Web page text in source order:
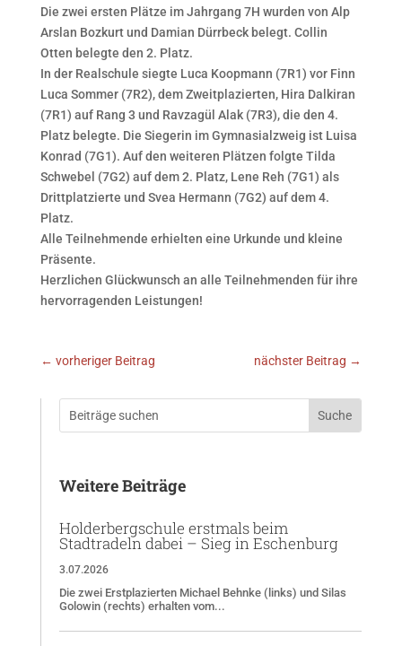
Die zwei ersten Plätze im Jahrgang 7H wurden von Alp
Arslan Bozkurt und Damian Dürrbeck belegt. Collin
Otten belegte den 2. Platz.
In der Realschule siegte Luca Koopmann (7R1) vor Finn
Luca Sommer (7R2), dem Zweitplazierten, Hira Dalkiran
(7R1) auf Rang 3 und Ravzagül Alak (7R3), die den 4.
Platz belegte. Die Siegerin im Gymnasialzweig ist Luisa
Konrad (7G1). Auf den weiteren Plätzen folgte Tilda
Schwebel (7G2) auf dem 2. Platz, Lene Reh (7G1) als
Drittplatzierte und Svea Hermann (7G2) auf dem 4.
Platz.
Alle Teilnehmende erhielten eine Urkunde und kleine
Präsente.
Herzlichen Glückwunsch an alle Teilnehmenden für ihre
hervorragenden Leistungen!
← vorheriger Beitrag nächster Beitrag →
Weitere Beiträge
Holderbergschule erstmals beim
Stadtradeln dabei – Sieg in Eschenburg
3.07.2026
Die zwei Erstplazierten Michael Behnke (links) und Silas
Golowin (rechts) erhalten vom...